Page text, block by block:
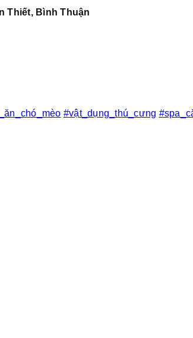
Thiết, Bình Thuận
#vật_dụng_thú_cưng